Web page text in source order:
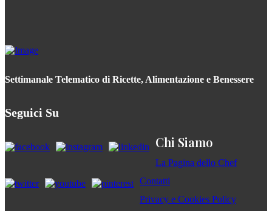
Settimanale Telematico di Ricette, Alimentazione e Benessere
Seguici Su
Chi Siamo
La Pagina dello Chef
Contatti
Privacy e Cookies Policy